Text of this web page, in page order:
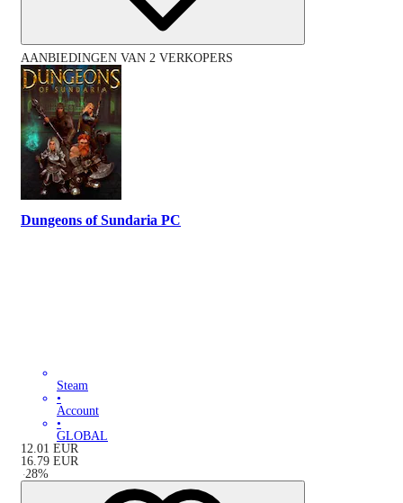
AANBIEDINGEN VAN 2 VERKOPERS
Dungeons of Sundaria PC
Steam
•
Account
•
GLOBAL
12.01 EUR
16.79 EUR
-28%